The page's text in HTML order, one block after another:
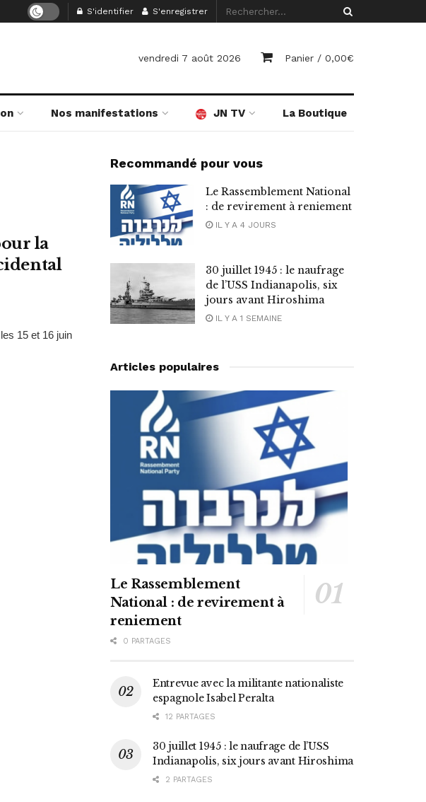
S'identifier S'enregistrer
vendredi 7 août 2026 Panier / 0,00€
Nos manifestations JN TV La Boutique
la
15 et 16 juin
Recommandé pour vous
Le Rassemblement National
: de revirement à reniement
IL Y A 4 JOURS
30 juillet 1945 : le naufrage
de l’USS Indianapolis, six
jours avant Hiroshima
IL Y A 1 SEMAINE
Articles populaires
Le Rassemblement
National : de revirement à
reniement
0 PARTAGES
Entrevue avec la militante nationaliste
espagnole Isabel Peralta
12 PARTAGES
30 juillet 1945 : le naufrage de l’USS
Indianapolis, six jours avant Hiroshima
2 PARTAGES